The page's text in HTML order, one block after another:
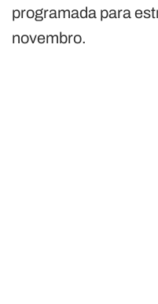
programada para
novembro.